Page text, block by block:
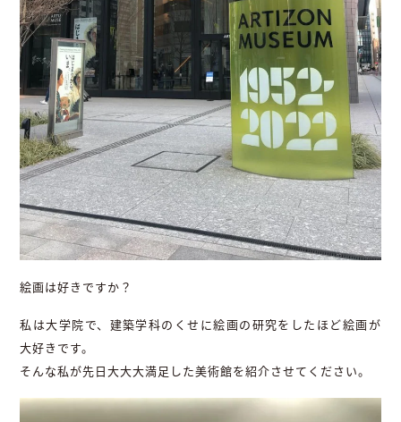
絵画は好きですか？
私は大学院で、建築学科のくせに絵画の研究をしたほど絵画が
大好きです。
そんな私が先日大大大満足した美術館を紹介させてください。